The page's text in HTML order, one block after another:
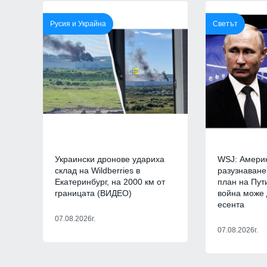
Русия и Украйна
Украински дронове удариха
склад на Wildberries в
Екатеринбург, на 2000 км от
границата (ВИДЕО)
07.08.2026г.
Светът
WSJ:
план на
война може
есента
07.08.2026г.
престижните
света
Враца 03.08.2026г.
11
Министърът на
проведе във
посещение в АЕЦ
03.08.2026г.
участък на р.
03.08.2026г.